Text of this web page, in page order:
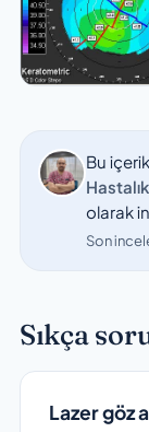
Bu içerik
olarak
Son
Sıkça
Lazer göz